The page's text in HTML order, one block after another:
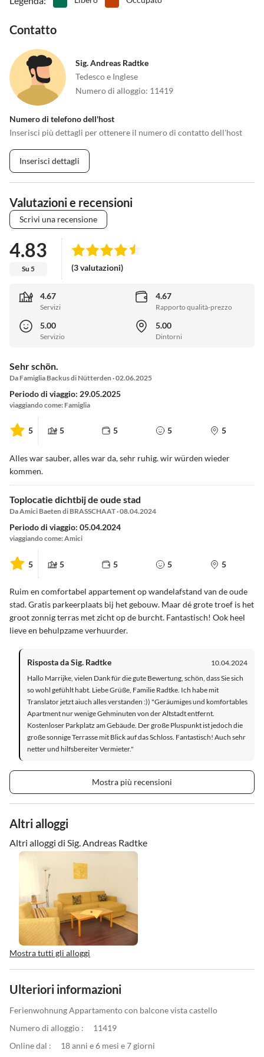
Contatto
Sig. Andreas Radtke
Tedesco e Inglese
Numero di alloggio: 11419
Numero di telefono dell'host
Inserisci più dettagli per ottenere il numero di contatto dell'host
Inserisci dettagli
Valutazioni e recensioni
Scrivi una recensione
4.83
Su 5 (3 valutazioni)
4.67
Servizi
4.67
Rapporto qualità-prezzo
5.00
Servizio
5.00
Dintorni
Sehr schön.
Da Famiglia Backus di Nütterden · 02.06.2025
Periodo di viaggio: 29.05.2025
viaggiando come: Famiglia
5 5 5 5 5
Alles war sauber, alles war da, sehr ruhig. wir würden wieder
kommen.
Toplocatie dichtbij de oude stad
Da Amici Baeten di BRASSCHAAT · 08.04.2024
Periodo di viaggio: 05.04.2024
viaggiando come: Amici
5 5 5 5 5
Ruim en comfortabel appartement op wandelafstand van de oude
stad. Gratis parkeerplaats bij het gebouw. Maar dé grote troef is het
groot zonnig terras met zicht op de burcht. Fantastisch! Ook heel
lieve en behulpzame verhuurder.
Risposta da Sig. Radtke
10.04.2024
Hallo Marrijke, vielen Dank für die gute Bewertung, schön, dass Sie sich
so wohl gefühlt habt. Liebe Grüße, Familie Radtke. Ich habe mit
Translator jetzt aiuch alles verstanden :)) "Geräumiges und komfortables
Apartment nur wenige Gehminuten von der Altstadt entfernt.
Kostenloser Parkplatz am Gebäude. Der große Pluspunkt ist jedoch die
große sonnige Terrasse mit Blick auf das Schloss. Fantastisch! Auch sehr
netter und hilfsbereiter Vermieter."
Mostra più recensioni
Altri alloggi
Altri alloggi di Sig. Andreas Radtke
Mostra tutti gli alloggi
Ulteriori informazioni
Ferienwohnung Appartamento con balcone vista castello
Numero di alloggio :
11419
Online dal :
18 anni e 6 mesi e 7 giorni